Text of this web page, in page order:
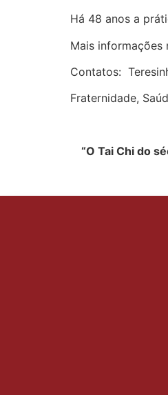
Há 48 anos a
Mais informações
Contatos:
Fraternidade,
“O Tai Chi do